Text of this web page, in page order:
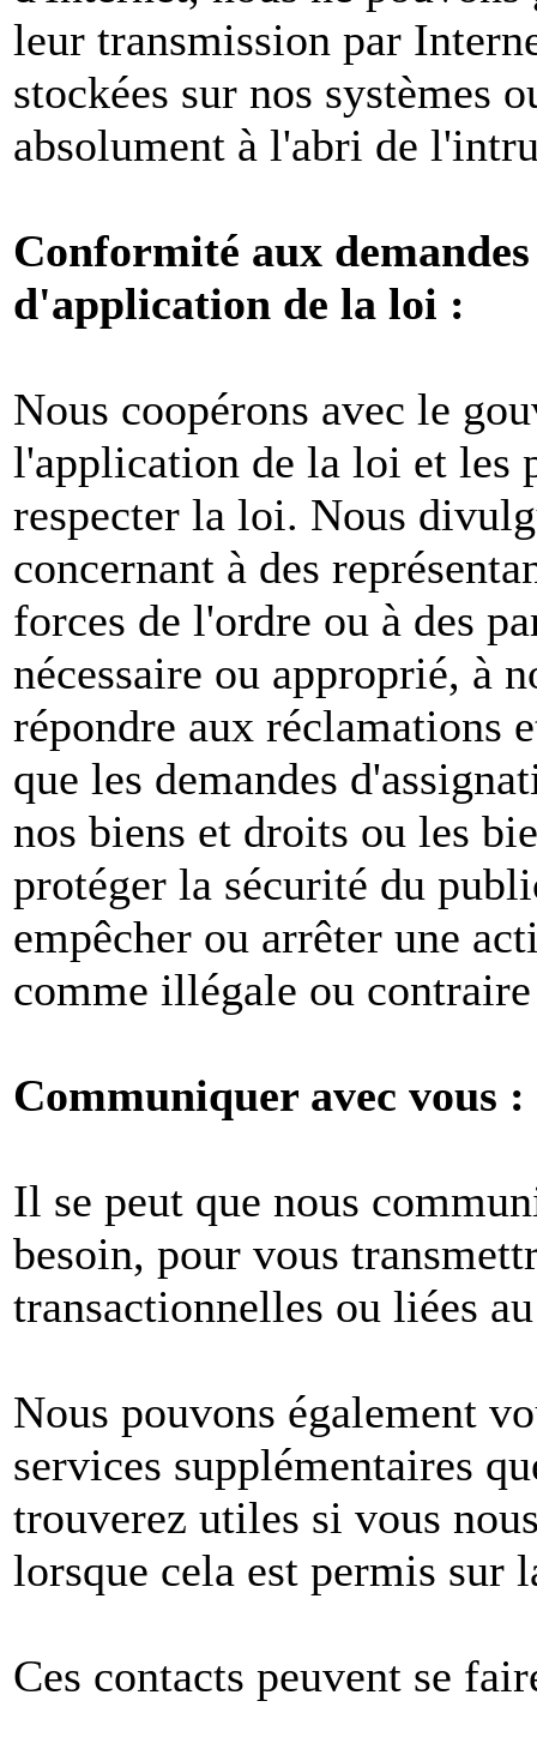
leur transmission par
stockées sur nos systèmes
absolument à l'abri de
Conformité aux
d'application de la loi :
Nous coopérons avec le
l'application de la loi et les
respecter la loi. Nous
concernant à des
forces de l'ordre ou à des
nécessaire ou approprié, à
répondre aux réclamations
que les demandes
nos biens et droits ou les
protéger la sécurité du
empêcher ou arrêter une
comme illégale ou
Communiquer avec vous :
Il se peut que nous
besoin, pour vous
transactionnelles ou liées
Nous pouvons également
services supplémentaires
trouverez utiles si vous
lorsque cela est permis sur
Ces contacts peuvent se